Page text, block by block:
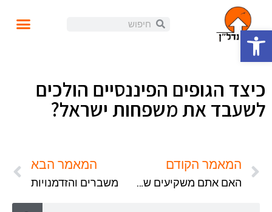
כיצד הגופים הפיננסיים הולכים
לשעבד את משפחות ישראל?
המאמר הקודם
האם אתם משקיעים שחושבים רחוק?
המאמר הבא
משברים והזדמנויות
פתח סרגל נגישות